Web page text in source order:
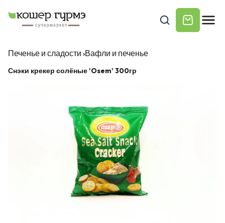
Печенье и сладости ›Вафли и печенье
Снэки крекер солёные 'Osem' 300гр